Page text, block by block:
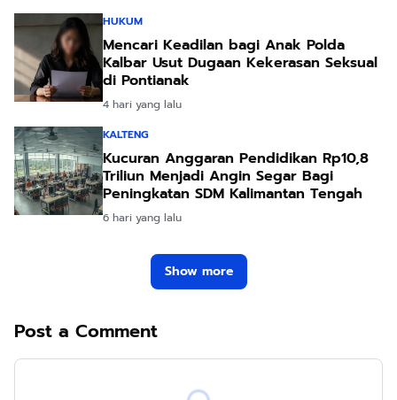
HUKUM
Mencari Keadilan bagi Anak Polda
Kalbar Usut Dugaan Kekerasan Seksual
di Pontianak
4 hari yang lalu
KALTENG
Kucuran Anggaran Pendidikan Rp10,8
Triliun Menjadi Angin Segar Bagi
Peningkatan SDM Kalimantan Tengah
6 hari yang lalu
Show more
Post a Comment